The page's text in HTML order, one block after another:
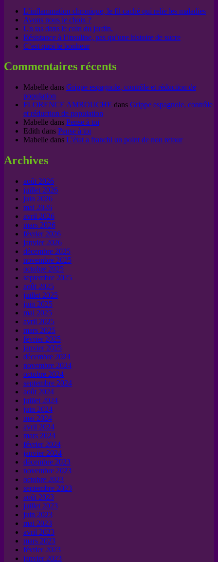
L’inflammation chronique, le fil caché qui relie les maladies
Avons nous le choix ?
Un tas dans le coin du jardin,
Résistance à l’insuline, pas qu’une histoire de sucre
C’est quoi le bonheur
Commentaires récents
Mabelle dans Grippe espagnole, contrôle et réduction de
population
FLORENCE AMROUCHE dans Grippe espagnole, contrôle
et réduction de population
Mabelle dans Pense à toi
Edith dans Pense à toi
Mabelle dans L’état a franchi un point de non retour
Archives
août 2026
juillet 2026
juin 2026
mai 2026
avril 2026
mars 2026
février 2026
janvier 2026
décembre 2025
novembre 2025
octobre 2025
septembre 2025
août 2025
juillet 2025
juin 2025
mai 2025
avril 2025
mars 2025
février 2025
janvier 2025
décembre 2024
novembre 2024
octobre 2024
septembre 2024
août 2024
juillet 2024
juin 2024
mai 2024
avril 2024
mars 2024
février 2024
janvier 2024
décembre 2023
novembre 2023
octobre 2023
septembre 2023
août 2023
juillet 2023
juin 2023
mai 2023
avril 2023
mars 2023
février 2023
janvier 2023